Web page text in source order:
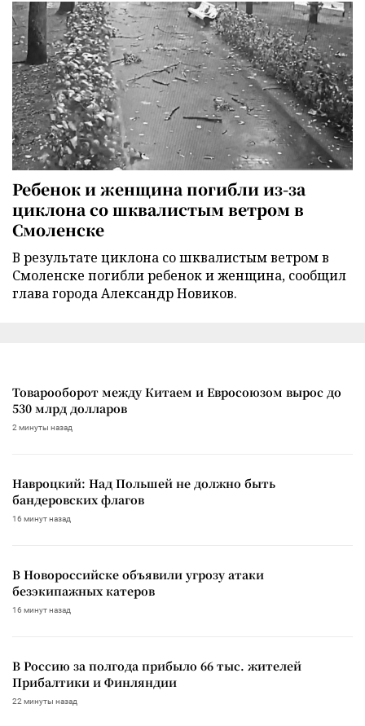
Ребенок и женщина погибли из-за
циклона со шквалистым ветром в
Смоленске
В результате циклона со шквалистым ветром в
Смоленске погибли ребенок и женщина, сообщил
глава города Александр Новиков.
Товарооборот между Китаем и Евросоюзом вырос до
530 млрд долларов
2 минуты назад
Навроцкий: Над Польшей не должно быть
бандеровских флагов
16 минут назад
В Новороссийске объявили угрозу атаки
безэкипажных катеров
16 минут назад
В Россию за полгода прибыло 66 тыс. жителей
Прибалтики и Финляндии
22 минуты назад